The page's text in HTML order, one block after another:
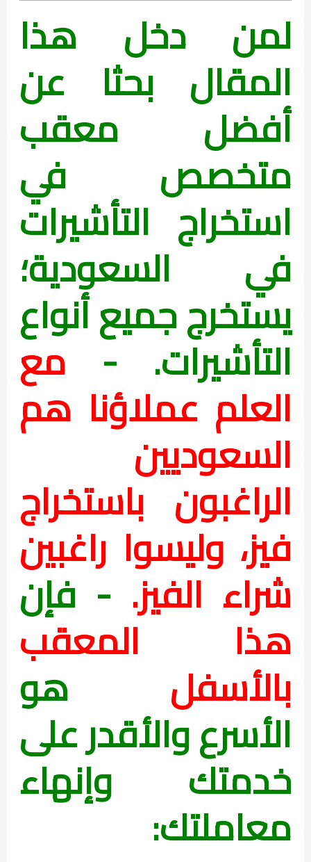
لمن دخل هذا
المقال بحثا عن
أفضل معقب
متخصص في
استخراج التأشيرات
في السعودية؛
يستخرج جميع أنواع
التأشيرات. - مع
العلم عملاؤنا هم
السعوديين
الراغبون باستخراج
فيز، وليسوا راغبين
شراء الفيز. - فإن
هذا المعقب
بالأسفل هو
الأسرع والأقدر على
خدمتك وإنهاء
معاملتك: